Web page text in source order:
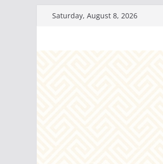
Saturday, August 8, 2026